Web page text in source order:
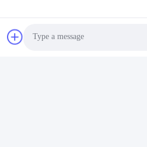
Contactez-nous